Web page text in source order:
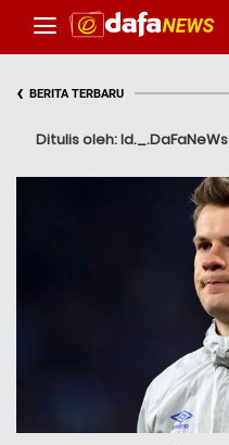
‹ BERITA TERBARU
Ditulis oleh: Id._.DaFaNeWs